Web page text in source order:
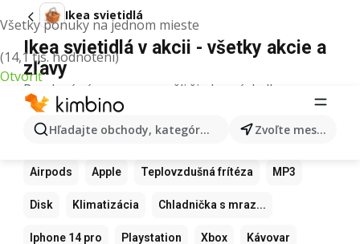
Všetky ponuky na jednom mieste
(14,1 tis. hodnotení)
Otvoriť
Hľadajte obchody, kategórie, produkty... Zvoľte mesto
Ikea svietidlá
Ikea svietidlá v akcii - všetky akcie a
zľavy
Pre daný výraz sme nenašli žiadne výsledky.
Ďalšie obľúbené produkty
Samsung Xiaomi Apple Watch
Airpods Apple Teplovzdušná frítéza MP3
Disk Klimatizácia Chladnička s mraz...
Iphone 14 pro Playstation Xbox Kávovar